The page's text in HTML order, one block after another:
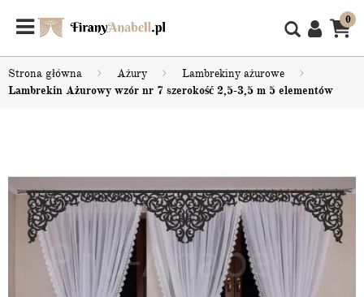
0
Strona główna Ażury
Lambrekiny ażurowe
Lambrekin Ażurowy wzór nr 7 szerokość 2,5-3,5 m 5 elementów